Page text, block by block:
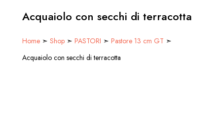
Acquaiolo con secchi di terracotta
Home➣ Shop➣ PASTORI ➣ Pastore 13 cm GT ➣
Acquaiolo con secchi di terracotta